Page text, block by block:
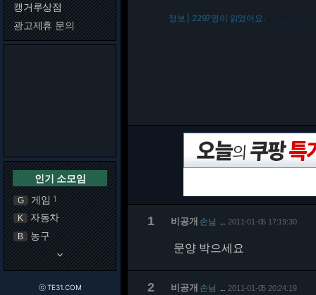
캥거루상점
광고제휴 문의
인기 소모임
G 게임 1
K 자동차
B 농구
keyboard_arrow_down
ⓒ TE31.COM
정보 | 2297명이 읽었어요.
1 비공개 손님 2011-01-05 17:19:30
문양 박으세요
2 비공개 손님 2011-01-05 20:24:19